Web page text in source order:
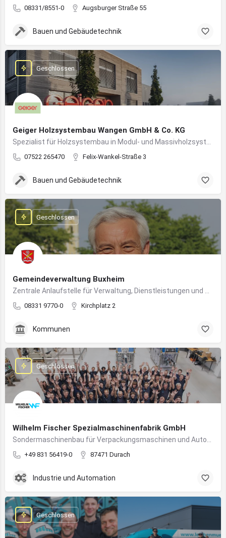
08331/8551-0 Augsburger Straße 55
Bauen und Gebäudetechnik
Geiger Holzsystembau Wangen GmbH & Co. KG
07522 265470 Felix-Wankel-Straße 3
Geschlossen
Bauen und Gebäudetechnik
Gemeindeverwaltung Buxheim
08331 9770-0 Kirchplatz 2
Geschlossen
Kommunen
Wilhelm Fischer Spezialmaschinenfabrik GmbH
+49 831 56419-0 87471 Durach
Geschlossen
Industrie und Automation
Geschlossen